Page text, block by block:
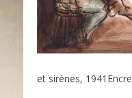
et sirènes, 1941Encre